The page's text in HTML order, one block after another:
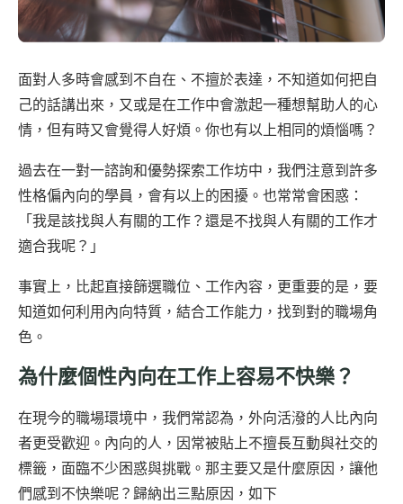
面對人多時會感到不自在、不擅於表達，不知道如何把自
己的話講出來，又或是在工作中會激起一種想幫助人的心
情，但有時又會覺得人好煩。你也有以上相同的煩惱嗎？
過去在一對一諮詢和優勢探索工作坊中，我們注意到許多
性格偏內向的學員，會有以上的困擾。也常常會困惑：
「我是該找與人有關的工作？還是不找與人有關的工作才
適合我呢？」
事實上，比起直接篩選職位、工作內容，更重要的是，要
知道如何利用內向特質，結合工作能力，找到對的職場角
色。
為什麼個性內向在工作上容易不快樂？
在現今的職場環境中，我們常認為，外向活潑的人比內向
者更受歡迎。內向的人，因常被貼上不擅長互動與社交的
標籤，面臨不少困惑與挑戰。那主要又是什麼原因，讓他
們感到不快樂呢？歸納出三點原因，如下